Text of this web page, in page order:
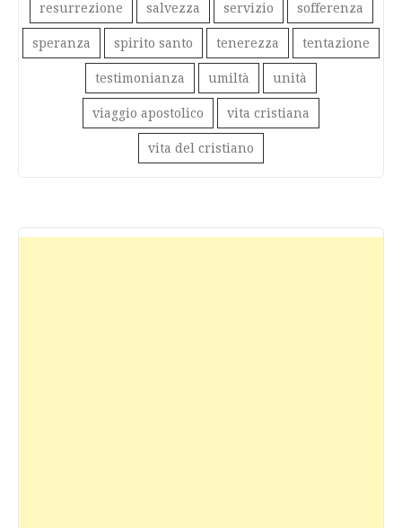
resurrezione salvezza servizio sofferenza
speranza spirito santo tenerezza tentazione
testimonianza umiltà unità
viaggio apostolico vita cristiana
vita del cristiano